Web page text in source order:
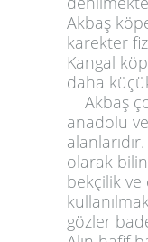
Akbaş
karekter
Kangal
daha
Akbaş
anadolu
olarak
bekçilik ve
gözler